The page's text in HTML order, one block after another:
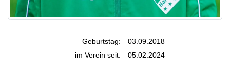
Geburtstag:
03.09.2018
im Verein seit:
05.02.2024